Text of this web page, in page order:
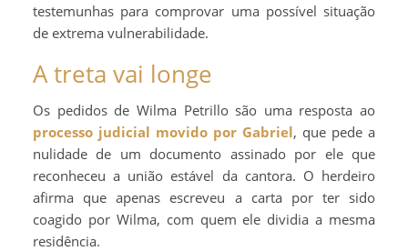
testemunhas para comprovar uma possível situação
de extrema vulnerabilidade.
A treta vai longe
Os pedidos de Wilma Petrillo são uma resposta ao
processo judicial movido por Gabriel, que pede a
nulidade de um documento assinado por ele que
reconheceu a união estável da cantora. O herdeiro
afirma que apenas escreveu a carta por ter sido
coagido por Wilma, com quem ele dividia a mesma
residência.